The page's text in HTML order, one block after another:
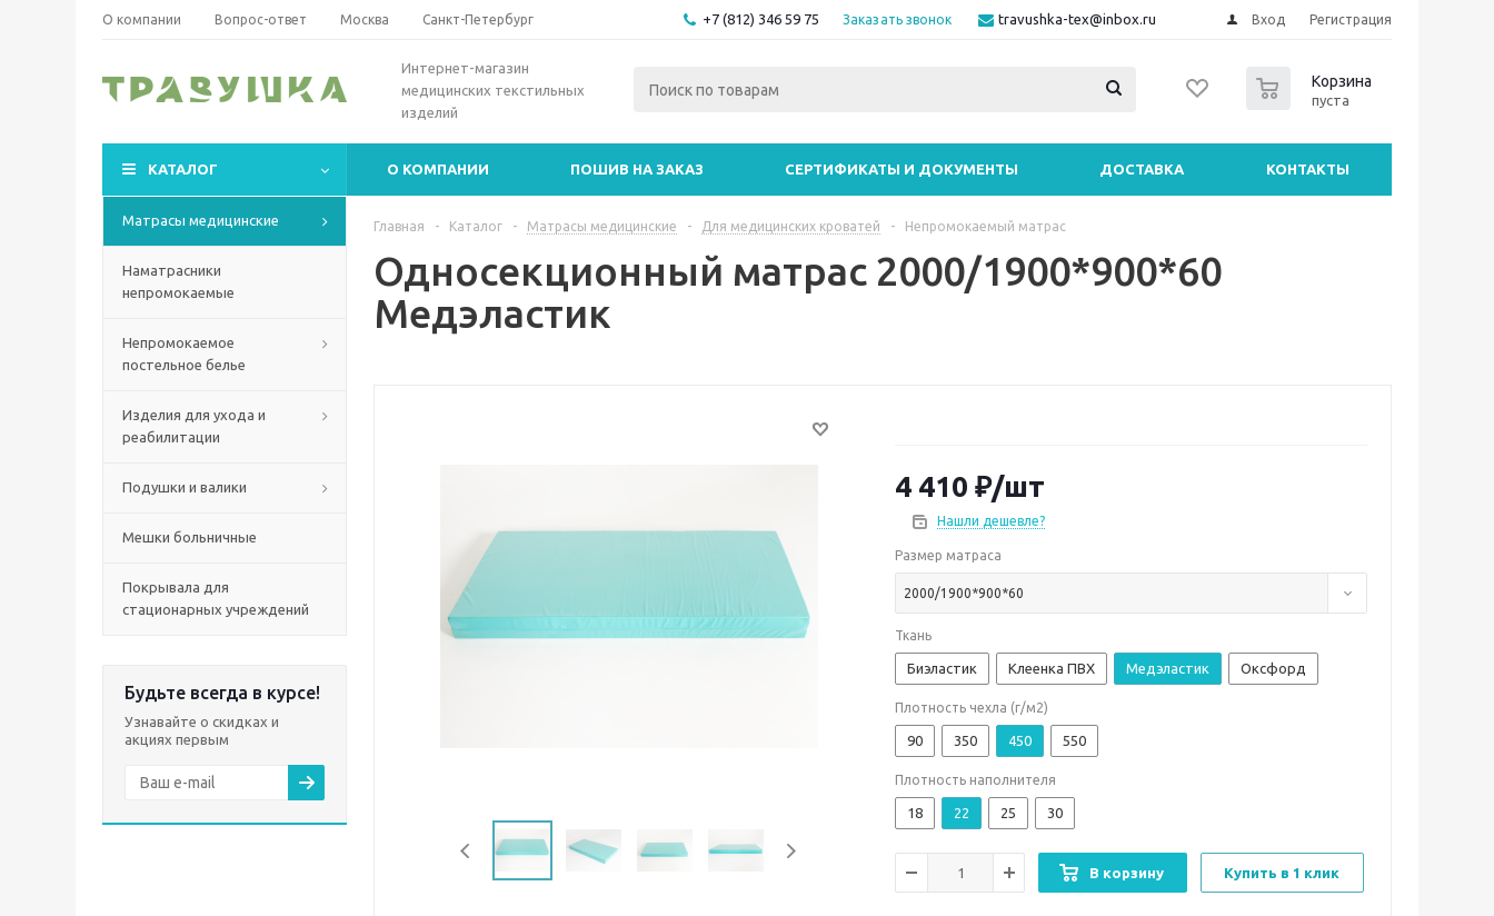
О компании Вопрос-ответ Москва Санкт-Петербург +7 (812) 346 59 75 Заказать звонок travushka-tex@inbox.ru Вход Регистрация
Интернет-магазин
медицинских текстильных
изделий
Корзина
пуста
КАТАЛОГ О КОМПАНИИ ПОШИВ НА ЗАКАЗ СЕРТИФИКАТЫ И ДОКУМЕНТЫ ДОСТАВКА КОНТАКТЫ
Матрасы медицинские
Наматрасники
непромокаемые
Непромокаемое
постельное белье
Изделия для ухода и
реабилитации
Подушки и валики
Мешки больничные
Покрывала для
стационарных учреждений
Будьте всегда в курсе!
Узнавайте о скидках и
акциях первым
Главная - Каталог - Матрасы медицинские - Для медицинских кроватей - Непромокаемый матрас
Односекционный матрас 2000/1900*900*60
Медэластик
4 410 ₽/шт
Нашли дешевле?
Размер матраса
2000/1900*900*60
Ткань
Биэластик Клеенка ПВХ Медэластик Оксфорд
Плотность чехла (г/м2)
90 350 450 550
Плотность наполнителя
18 22 25 30
В корзину Купить в 1 клик